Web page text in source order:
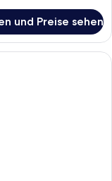
und Preise sehen
Hotelzimmer mit